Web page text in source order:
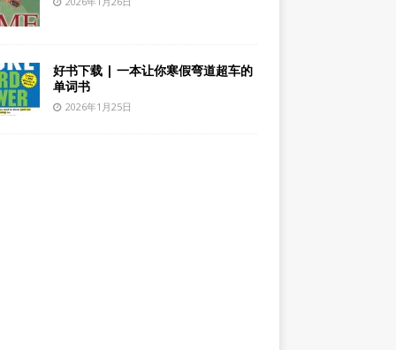
好书下载 | 一本让你寒假弯道超车的
单词书
2026年1月25日